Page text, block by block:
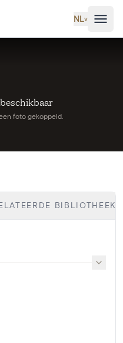
NL˅
foto gekoppeld.